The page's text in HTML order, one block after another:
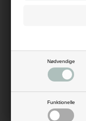
Nødvendige
Funktionelle
Papkrus Pokemon, 8 stk.